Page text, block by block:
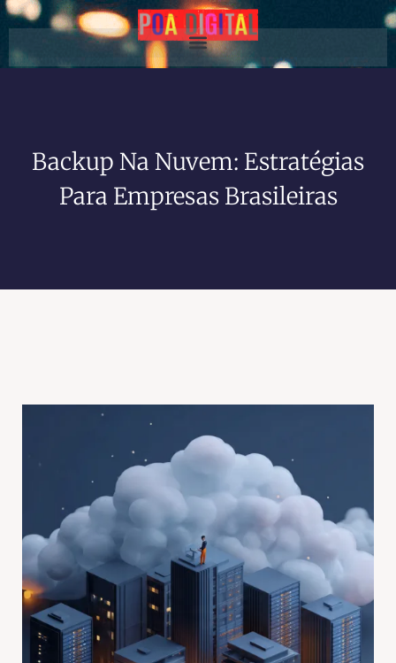
Backup Na Nuvem: Estratégias
Para Empresas Brasileiras